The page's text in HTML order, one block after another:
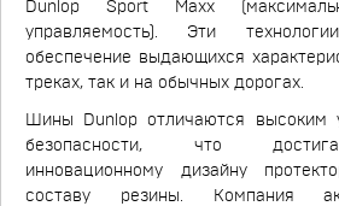
Dunlop Sport Maxx
управляемость). Эти
обеспечение выдающихся
треках, так и на обычных дорогах.
Шины Dunlop отличаются высоким
безопасности, что
инновационному дизайну
составу резины. Компания